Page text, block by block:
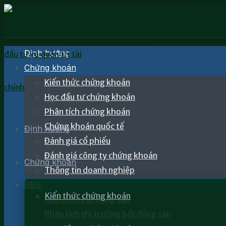
Định hướng
Chứng khoán
Kiến thức chứng khoán
Định hướng
Chứng khoán
Kiến thức chứng khoán
Học đầu tư chứng khoán
Phân tích chứng khoán
Chứng khoán quốc tế
Đánh giá cổ phiếu
Đánh giá công ty chứng khoán
Thông tin doanh nghiệp
BĐS
Kiến thức bất động sản